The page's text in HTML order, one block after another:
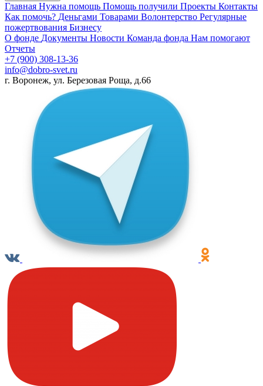
Главная Нужна помощь Помощь получили Проекты Контакты
Как помочь? Деньгами Товарами Волонтерство Регулярные
пожертвования Бизнесу
О фонде Документы Новости Команда фонда Нам помогают
Отчеты
+7 (900) 308-13-36
info@dobro-svet.ru
г. Воронеж, ул. Березовая Роща, д.66